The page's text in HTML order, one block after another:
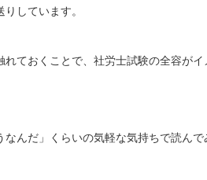
しています。
ておくことで、社労士試験の全容が
んだ」くらいの気軽な気持ちで読んで